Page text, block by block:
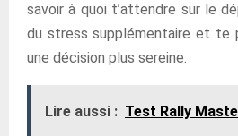
savoir à quoi t’attendre sur le
du stress supplémentaire et te
une décision plus sereine.
Lire aussi : Test Rally